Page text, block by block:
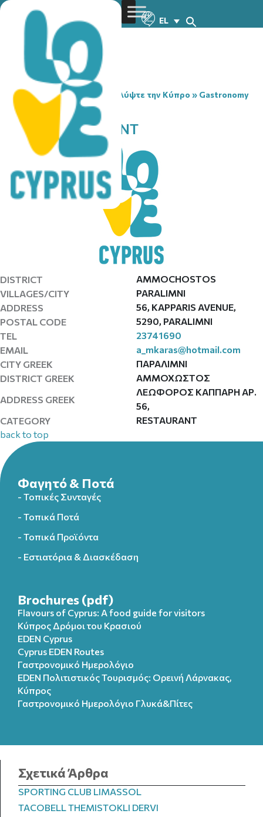
EL
You are here:Home» Ανακαλύψτε την Κύπρο » Gastronomy
» PINCH RESTAURANT
PINCH RESTAURANT
DISTRICT
AMMOCHOSTOS
VILLAGES/CITY
PARALIMNI
ADDRESS
56, KAPPARIS AVENUE,
POSTAL CODE
5290, PARALIMNI
TEL
23741690
EMAIL
a_mkaras@hotmail.com
CITY GREEK
ΠΑΡΑΛΙΜΝΙ
DISTRICT GREEK
ΑΜΜΟΧΩΣΤΟΣ
ADDRESS GREEK
ΛΕΩΦΟΡΟΣ ΚΑΠΠΑΡΗ ΑΡ.
56,
CATEGORY
RESTAURANT
back to top
Φαγητό & Ποτά
- Τοπικές Συνταγές
- Τοπικά Ποτά
- Τοπικά Προϊόντα
- Εστιατόρια & Διασκέδαση
Brochures (pdf)
Flavours of Cyprus: A food guide for visitors
Κύπρος Δρόμοι του Κρασιού
EDEN Cyprus
Cyprus EDEN Routes
Γαστρονομικό Ημερολόγιο
EDEN Πολιτιστικός Τουρισμός: Ορεινή Λάρνακας,
Κύπρος
Γαστρονομικό Ημερολόγιo Γλυκά&Πίτες
Σχετικά Άρθρα
SPORTING CLUB LIMASSOL
TACOBELL THEMISTOKLI DERVI